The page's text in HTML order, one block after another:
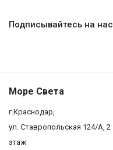
Подписывайтесь на нас
Море Света
г.Краснодар,
ул. Ставропольская 124/А, 2
этаж